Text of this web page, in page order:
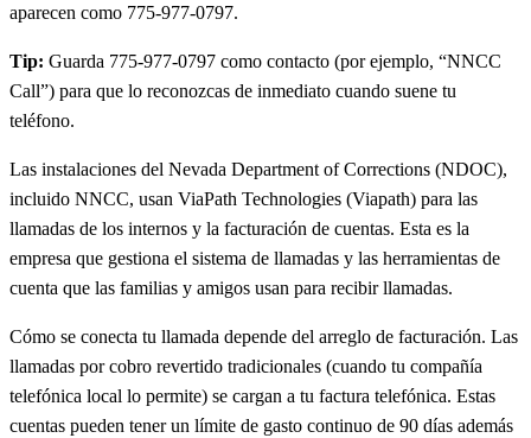
aparecen como 775-977-0797.
Tip: Guarda 775-977-0797 como contacto (por ejemplo, “NNCC
Call”) para que lo reconozcas de inmediato cuando suene tu
teléfono.
Las instalaciones del Nevada Department of Corrections (NDOC),
incluido NNCC, usan ViaPath Technologies (Viapath) para las
llamadas de los internos y la facturación de cuentas. Esta es la
empresa que gestiona el sistema de llamadas y las herramientas de
cuenta que las familias y amigos usan para recibir llamadas.
Cómo se conecta tu llamada depende del arreglo de facturación. Las
llamadas por cobro revertido tradicionales (cuando tu compañía
telefónica local lo permite) se cargan a tu factura telefónica. Estas
cuentas pueden tener un límite de gasto continuo de 90 días además